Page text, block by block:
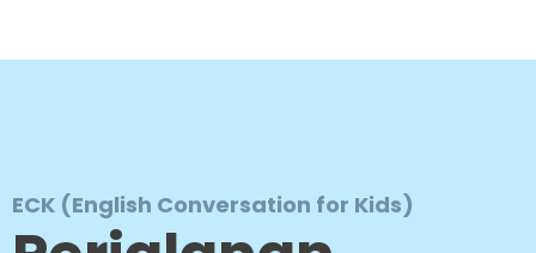
ECK (English Conversation for Kids)